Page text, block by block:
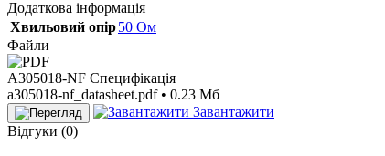
Додаткова інформація
Хвильовий опір50 Ом
Файли
A305018-NF Специфікація
a305018-nf_datasheet.pdf • 0.23 Мб
Завантажити
Відгуки (0)